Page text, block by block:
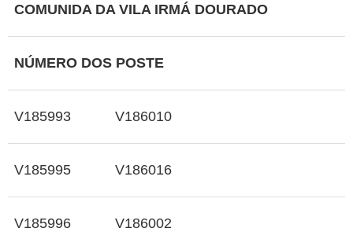
COMUNIDA DA VILA IRMÁ DOURADO
NÚMERO DOS POSTE
V185993 V186010
V185995 V186016
V185996 V186002